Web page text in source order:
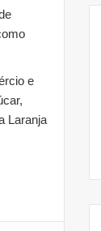
e
Laranja